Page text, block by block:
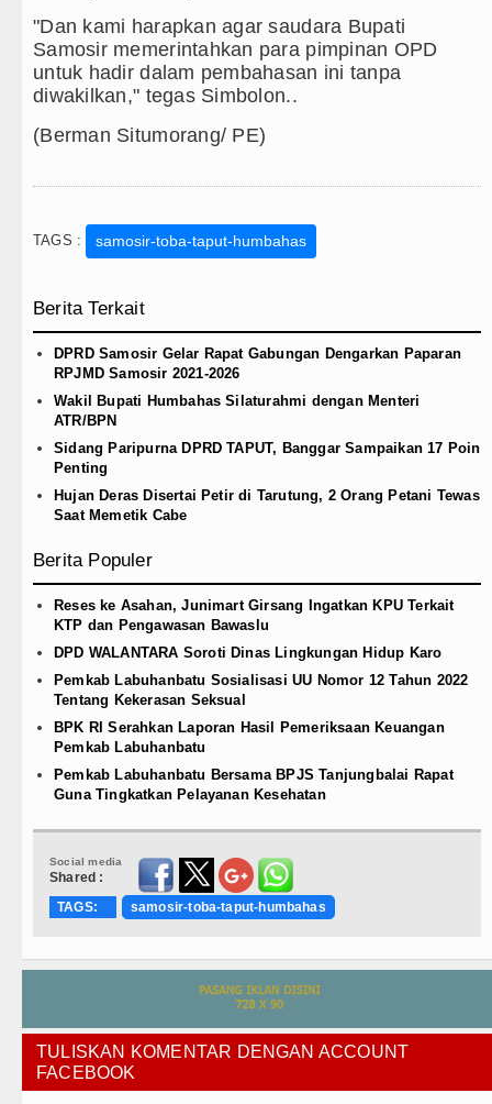
"Dan kami harapkan agar saudara Bupati
Samosir memerintahkan para pimpinan OPD
untuk hadir dalam pembahasan ini tanpa
diwakilkan," tegas Simbolon..
(Berman Situmorang/ PE)
TAGS : samosir-toba-taput-humbahas
Berita Terkait
DPRD Samosir Gelar Rapat Gabungan Dengarkan Paparan
RPJMD Samosir 2021-2026
Wakil Bupati Humbahas Silaturahmi dengan Menteri
ATR/BPN
Sidang Paripurna DPRD TAPUT, Banggar Sampaikan 17 Poin
Penting
Hujan Deras Disertai Petir di Tarutung, 2 Orang Petani Tewas
Saat Memetik Cabe
Berita Populer
Reses ke Asahan, Junimart Girsang Ingatkan KPU Terkait
KTP dan Pengawasan Bawaslu
DPD WALANTARA Soroti Dinas Lingkungan Hidup Karo
Pemkab Labuhanbatu Sosialisasi UU Nomor 12 Tahun 2022
Tentang Kekerasan Seksual
BPK RI Serahkan Laporan Hasil Pemeriksaan Keuangan
Pemkab Labuhanbatu
Pemkab Labuhanbatu Bersama BPJS Tanjungbalai Rapat
Guna Tingkatkan Pelayanan Kesehatan
Social media
Shared :
TAGS:
samosir-toba-taput-humbahas
TULISKAN KOMENTAR DENGAN ACCOUNT
FACEBOOK